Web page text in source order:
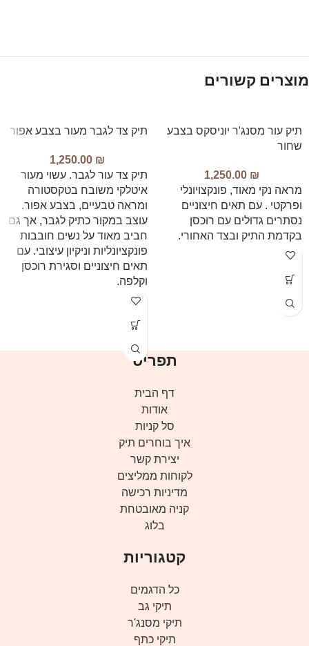
מוצרים קשורים
תיק עור מסנג'ר יוניסקס בצבע
שחור
1,250.00 ₪
מראה נקי מאוד, פונקצויונלי
ופרקטי . עם תאים חיצוניים
נסתרים גדולים עם רוכסן
בקדמת התיק ובצד האחורי.
תיק צד לגבר מעור בצבע אפור
1,250.00 ₪
תיק צד עור לגבר. עשוי מעור
איטלקי משובח בטקסטורה
ומראה טבעיים, בצבע אפור.
עוצב במקור כתיק לגבר, אך גם
חביב מאוד על נשים חובבות
פונקציונליות וניקיון עיצובי. עם
תאים חיצוניים וסגירת רוכסן
וקלפה.
תפריט
דף הבית
אודות
סל קניות
איך בוחרים תיק
יצירת קשר
לקוחות ממליצים
מדיניות רכישה
קניה מאובטחת
בלוג
קטגוריות
כל הדגמים
תיקי גב
תיקי מסנג'ר
תיקי כתף